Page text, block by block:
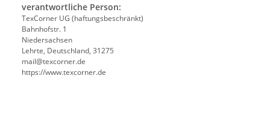
verantwortliche Person:
TexCorner UG (haftungsbeschränkt)
Bahnhofstr. 1
Niedersachsen
Lehrte, Deutschland, 31275
mail@texcorner.de
https://www.texcorner.de